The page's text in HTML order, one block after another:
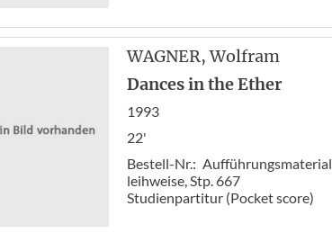
WAGNER, Wolfram
Dances in the Ether
1993
22'
Bestell-Nr.: Aufführungsmaterial
leihweise, Stp. 667
Studienpartitur (Pocket score)